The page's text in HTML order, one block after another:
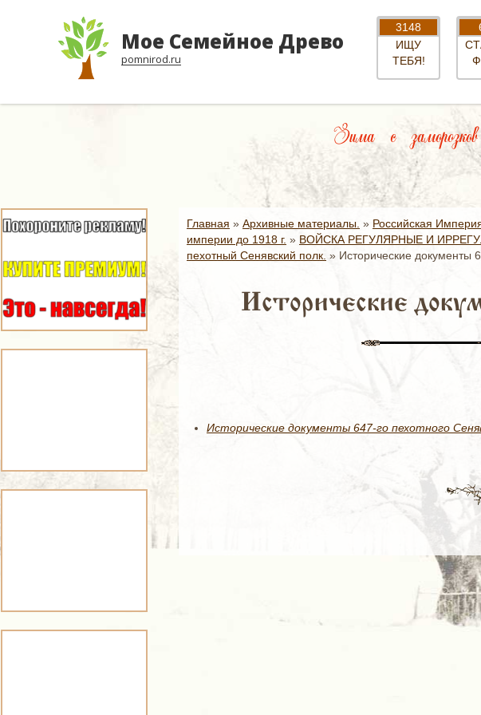
Мое Семейное Древо
pomnirod.ru
3148
ИЩУ
ТЕБЯ!
Зима с заморозков
Главная » Архивные материалы. » Российская
империи до 1918 г. » ВОЙСКА РЕГУЛЯРНЫЕ И
пехотный Сенявский полк. » Исторические документы
Исторические
Исторические документы 647-го пехотного